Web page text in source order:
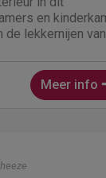
en
lekkernijen van
Meer info